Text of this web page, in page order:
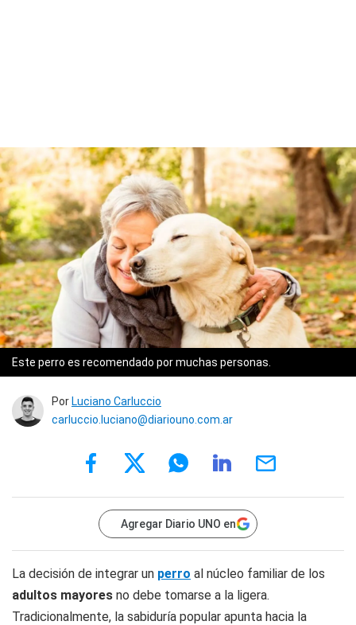
Este perro es recomendado por muchas personas.
Por Luciano Carluccio
carluccio.luciano@diariouno.com.ar
Agregar Diario UNO en
La decisión de integrar un perro al núcleo familiar de los
adultos mayores no debe tomarse a la ligera.
Tradicionalmente, la sabiduría popular apunta hacia la